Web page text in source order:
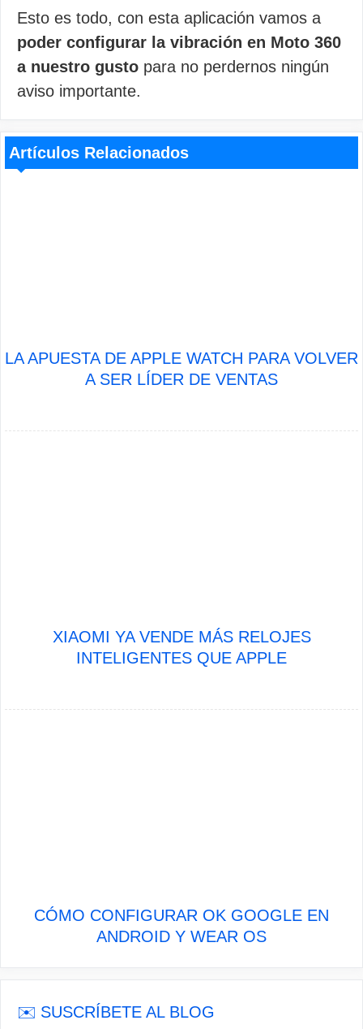
Esto es todo, con esta aplicación vamos a
poder configurar la vibración en Moto 360
a nuestro gusto para no perdernos ningún
aviso importante.
Artículos Relacionados
LA APUESTA DE APPLE WATCH PARA VOLVER
A SER LÍDER DE VENTAS
XIAOMI YA VENDE MÁS RELOJES
INTELIGENTES QUE APPLE
CÓMO CONFIGURAR OK GOOGLE EN
ANDROID Y WEAR OS
✉️ SUSCRÍBETE AL BLOG